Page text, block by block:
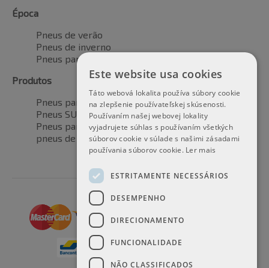
Época
Pneus de verão
Pneus de inverno
Pneus para todas as estações
Produtos
Pneus para automóveis
Pneus SUV / 4x4
Pneus para veículos de transporte
pneus de motocicleta
Este website usa cookies
Táto webová lokalita používa súbory cookie
na zlepšenie používateľskej skúsenosti.
Používaním našej webovej lokality
vyjadrujete súhlas s používaním všetkých
súborov cookie v súlade s našimi zásadami
používania súborov cookie. Ler mais
ESTRITAMENTE NECESSÁRIOS
DESEMPENHO
DIRECIONAMENTO
FUNCIONALIDADE
NÃO CLASSIFICADOS